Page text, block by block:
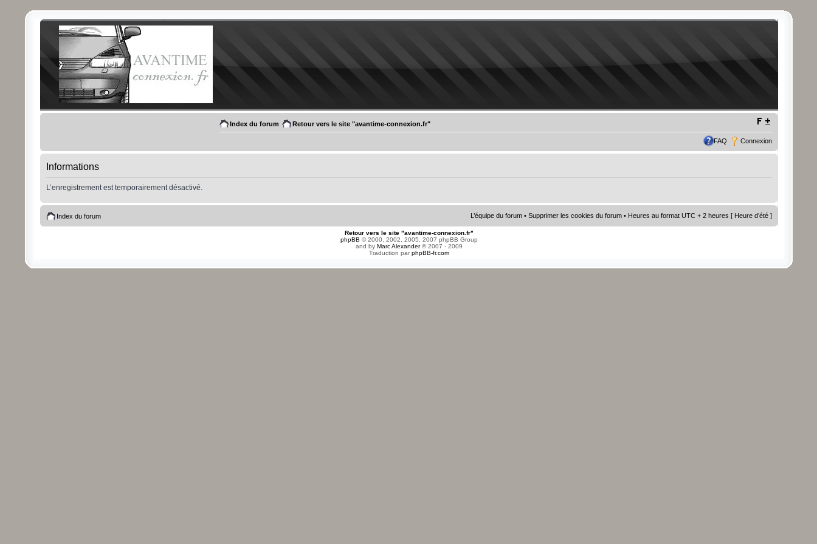
Index du forum Retour vers le site "avantime-connexion.fr"
FAQ Connexion
Informations
L’enregistrement est temporairement désactivé.
Index du forum L’équipe du forum •Supprimer les cookies du forum • Heures au format UTC + 2 heures [ Heure d’été ]
Retour vers le site "avantime-connexion.fr"
phpBB © 2000, 2002, 2005, 2007 phpBB Group
and by Marc Alexander© 2007 - 2009
Traduction parphpBB-fr.com